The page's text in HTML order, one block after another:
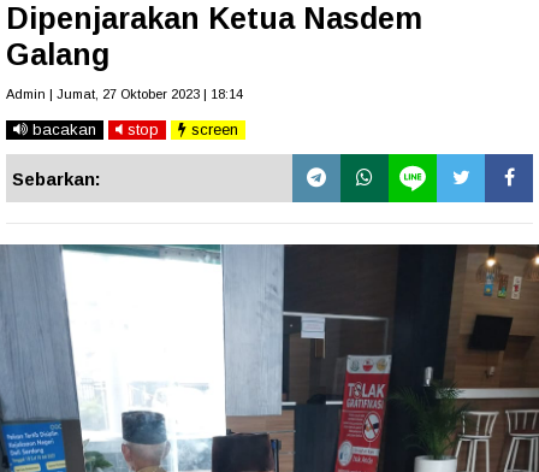
Dipenjarakan Ketua Nasdem
Galang
Admin | Jumat, 27 Oktober 2023 | 18:14
bacakan stop screen
Sebarkan: